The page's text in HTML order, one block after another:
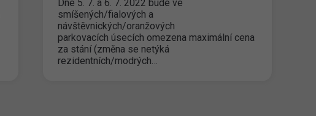
Dne 5. 7. a 6. 7. 2022 bude ve
smíšených/fialových a
návštěvnických/oranžových
parkovacích úsecích omezena maximální cena
za stání (změna se netýká
rezidentních/modrých…